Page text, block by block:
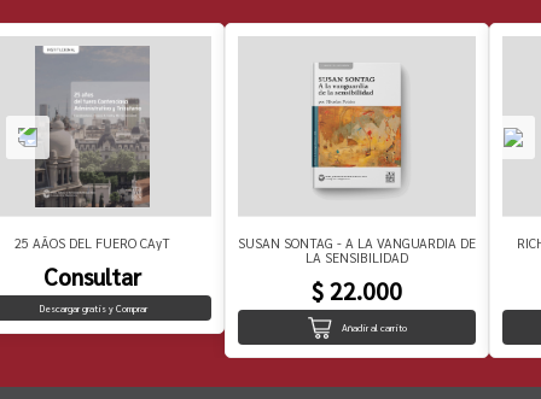
25 AÃOS DEL FUERO CAyT
Consultar
Descargar gratis y Comprar
SUSAN SONTAG - A LA VANGUARDIA DE
LA SENSIBILIDAD
$ 22.000
Añadir al carrito